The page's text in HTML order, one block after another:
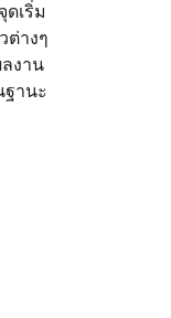
เริ่ม
ต่างๆ
งาน
านะ